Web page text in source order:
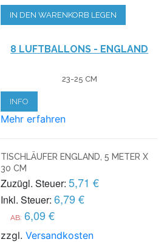
IN DEN WARENKORB LEGEN
8 LUFTBALLONS - ENGLAND
23-25 CM
INFO
Mehr erfahren
TISCHLÄUFER ENGLAND, 5 METER X
30 CM
Zuzügl. Steuer: 5,71 €
Inkl. Steuer: 6,79 €
AB: 6,09 €
zzgl.Versandkosten